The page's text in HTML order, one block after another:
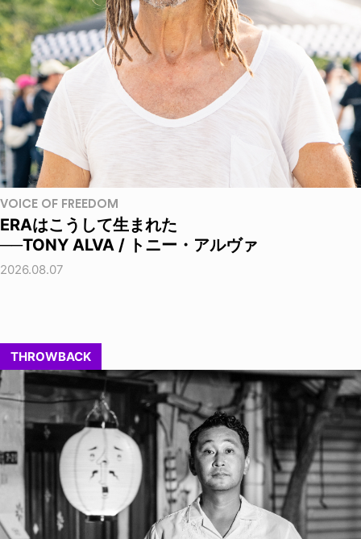
VOICE OF FREEDOM
ERAはこうして生まれた
──TONY ALVA / トニー・アルヴァ
2026.08.07
THROWBACK